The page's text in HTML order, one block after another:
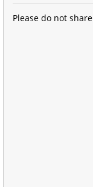
Please do not